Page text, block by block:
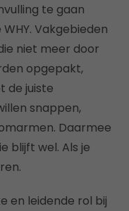
te gaan
Vakgebieden
niet meer door
opgepakt,
de juiste
snappen,
Daarmee
blijft wel. Als je
en leidende rol bij